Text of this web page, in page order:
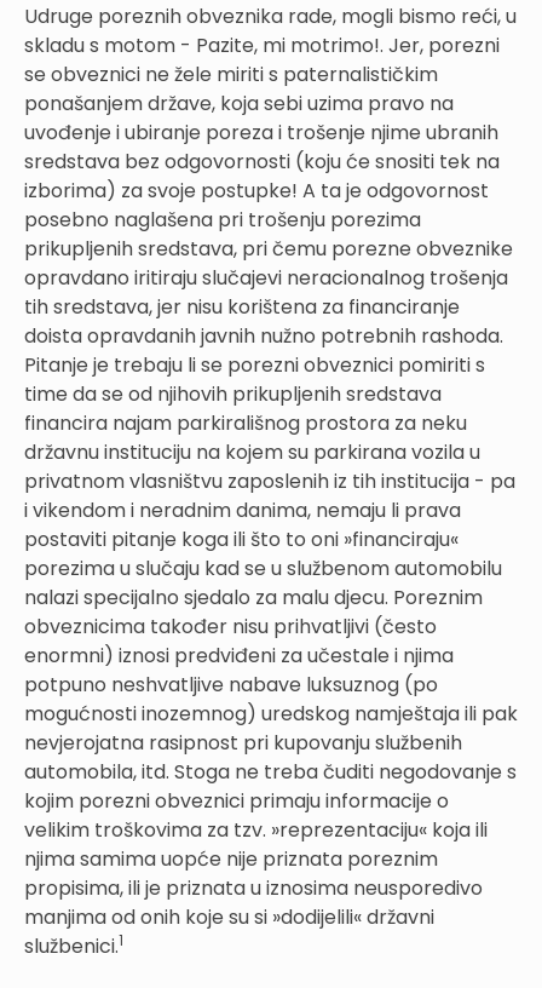
Udruge poreznih obveznika rade, mogli bismo reći, u
skladu s motom - Pazite, mi motrimo!. Jer, porezni
se obveznici ne žele miriti s paternalističkim
ponašanjem države, koja sebi uzima pravo na
uvođenje i ubiranje poreza i trošenje njime ubranih
sredstava bez odgovornosti (koju će snositi tek na
izborima) za svoje postupke! A ta je odgovornost
posebno naglašena pri trošenju porezima
prikupljenih sredstava, pri čemu porezne obveznike
opravdano iritiraju slučajevi neracionalnog trošenja
tih sredstava, jer nisu korištena za financiranje
doista opravdanih javnih nužno potrebnih rashoda.
Pitanje je trebaju li se porezni obveznici pomiriti s
time da se od njihovih prikupljenih sredstava
financira najam parkirališnog prostora za neku
državnu instituciju na kojem su parkirana vozila u
privatnom vlasništvu zaposlenih iz tih institucija - pa
i vikendom i neradnim danima, nemaju li prava
postaviti pitanje koga ili što to oni »financiraju«
porezima u slučaju kad se u službenom automobilu
nalazi specijalno sjedalo za malu djecu. Poreznim
obveznicima također nisu prihvatljivi (često
enormni) iznosi predviđeni za učestale i njima
potpuno neshvatljive nabave luksuznog (po
mogućnosti inozemnog) uredskog namještaja ili pak
nevjerojatna rasipnost pri kupovanju službenih
automobila, itd. Stoga ne treba čuditi negodovanje s
kojim porezni obveznici primaju informacije o
velikim troškovima za tzv. »reprezentaciju« koja ili
njima samima uopće nije priznata poreznim
propisima, ili je priznata u iznosima neusporedivo
manjima od onih koje su si »dodijelili« državni
službenici.1